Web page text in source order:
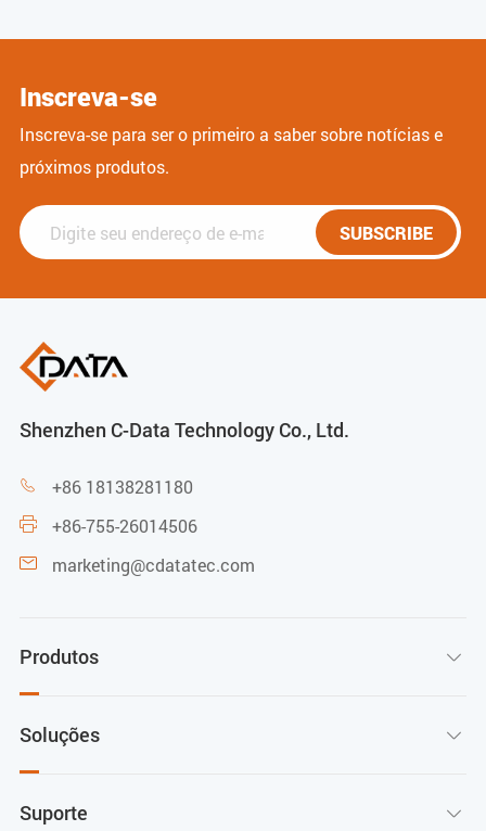
Inscreva-se
Inscreva-se para ser o primeiro a saber sobre notícias e
próximos produtos.
SUBSCRIBE
Shenzhen C-Data Technology Co., Ltd.
 +86 18138281180
 +86-755-26014506
 marketing@cdatatec.com
Produtos 
Soluções 
Suporte 